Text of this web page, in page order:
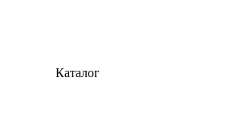
Каталог